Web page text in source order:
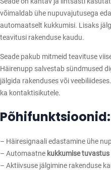
a
o
s
t
u
p
a
k
t
võimaldab ühe nupuvajutusega
automaatselt kukkumisi. Lisaks
teavitusi rakenduse kaudu.
Seade pakub mitmeid teavituse
Häirenupp salvestab sündmused
jälgida rakenduses või
ka kontaktisikutele.
Põhifunktsioonid:
– Häiresignaali edastamine ühe
– Automaatne kukkumise tuvastus
– Aktiivsuse jälgimine rakenduse